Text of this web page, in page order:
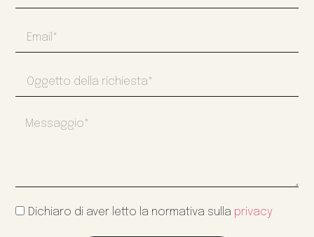
Dichiaro di aver letto la normativa sulla privacy